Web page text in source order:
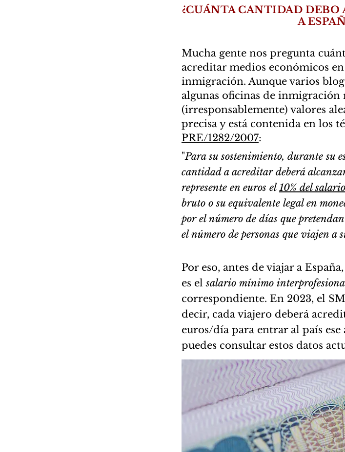
¿CUÁNTA CANTIDAD DEBO
A
Mucha gente nos pregunta
acreditar medios económicos
inmigración. Aunque varios
algunas oficinas de inmigración
(irresponsablemente) valores
precisa y está contenida en los
PRE/1282/2007:
"Para su sostenimiento, durante su
cantidad a acreditar deberá
represente en euros el 10% del
bruto o su equivalente legal en
por el número de días que
el número de personas que viajen a
Por eso, antes de viajar a
es elsalario mínimo
correspondiente. En 2023, el
decir, cada viajero deberá
euros/día para entrar al país ese
puedes consultar estos datos